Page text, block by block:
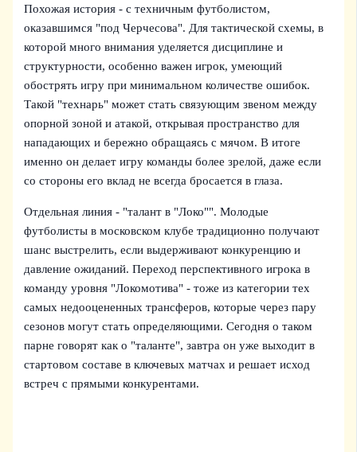
Похожая история - с техничным футболистом,
оказавшимся "под Черчесова". Для тактической схемы, в
которой много внимания уделяется дисциплине и
структурности, особенно важен игрок, умеющий
обострять игру при минимальном количестве ошибок.
Такой "технарь" может стать связующим звеном между
опорной зоной и атакой, открывая пространство для
нападающих и бережно обращаясь с мячом. В итоге
именно он делает игру команды более зрелой, даже если
со стороны его вклад не всегда бросается в глаза.
Отдельная линия - "талант в "Локо"". Молодые
футболисты в московском клубе традиционно получают
шанс выстрелить, если выдерживают конкуренцию и
давление ожиданий. Переход перспективного игрока в
команду уровня "Локомотива" - тоже из категории тех
самых недооцененных трансферов, которые через пару
сезонов могут стать определяющими. Сегодня о таком
парне говорят как о "таланте", завтра он уже выходит в
стартовом составе в ключевых матчах и решает исход
встреч с прямыми конкурентами.